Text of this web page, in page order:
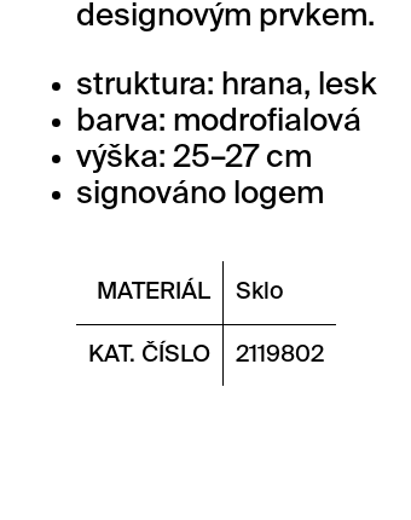
designovým prvkem.
struktura: hrana, lesk
barva: modrofialová
výška: 25–27 cm
signováno logem
MATERIÁL Sklo
KAT. ČÍSLO 2119802